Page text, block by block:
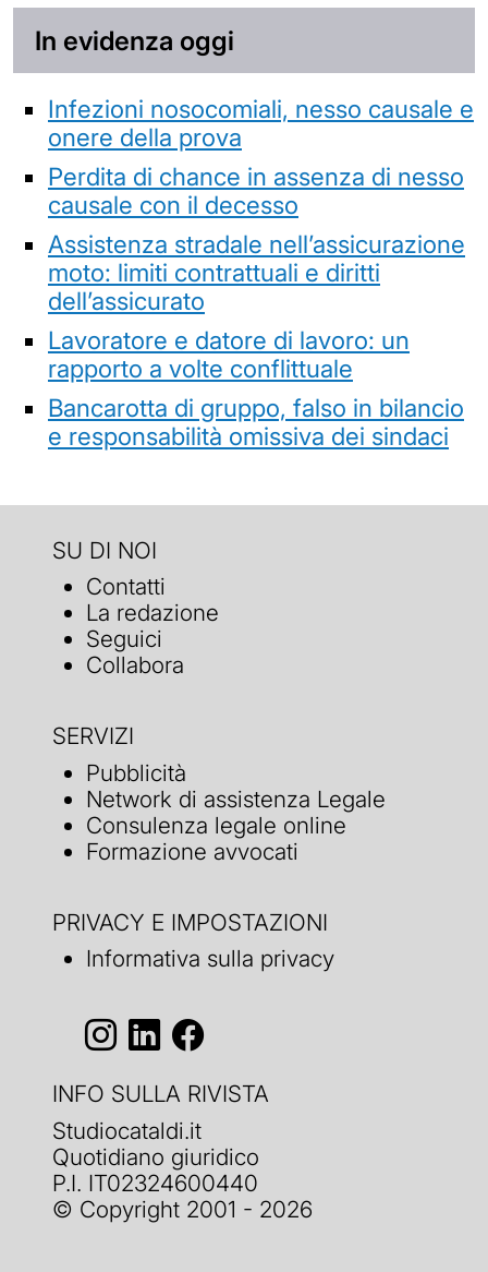
In evidenza oggi
Infezioni nosocomiali, nesso causale e
onere della prova
Perdita di chance in assenza di nesso
causale con il decesso
Assistenza stradale nell’assicurazione
moto: limiti contrattuali e diritti
dell’assicurato
Lavoratore e datore di lavoro: un
rapporto a volte conflittuale
Bancarotta di gruppo, falso in bilancio
e responsabilità omissiva dei sindaci
SU DI NOI
Contatti
La redazione
Seguici
Collabora
SERVIZI
Pubblicità
Network di assistenza Legale
Consulenza legale online
Formazione avvocati
PRIVACY E IMPOSTAZIONI
Informativa sulla privacy
INFO SULLA RIVISTA
Studiocataldi.it
Quotidiano giuridico
P.I. IT02324600440
© Copyright 2001 - 2026